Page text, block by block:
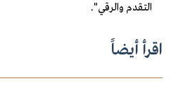
التقدم والرقي".
اقرأ أيضاً